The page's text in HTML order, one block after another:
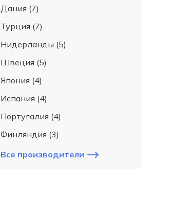
Дания (7)
Турция (7)
Нидерланды (5)
Швеция (5)
Япония (4)
Испания (4)
Португалия (4)
Финляндия (3)
Все производители